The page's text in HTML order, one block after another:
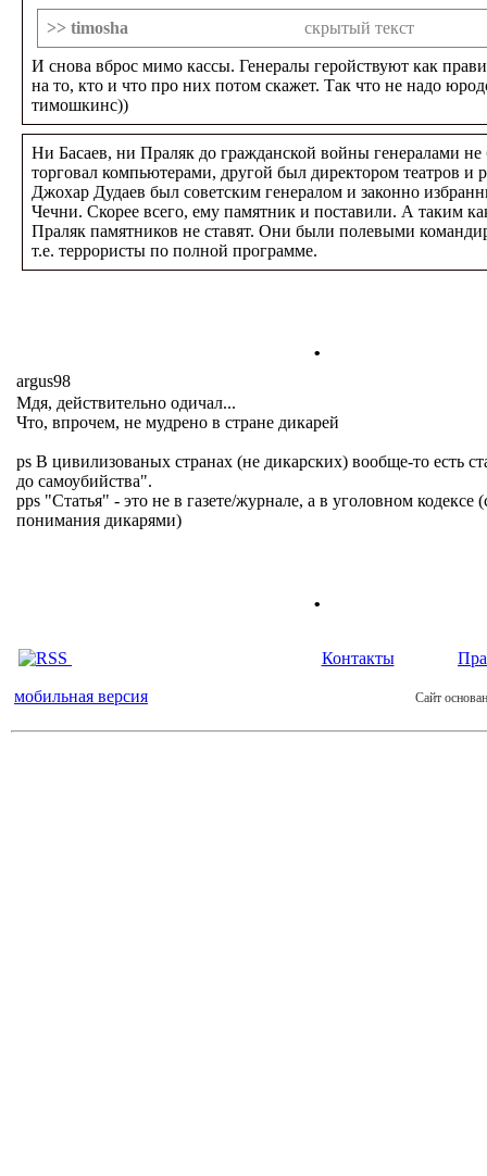
>> timosha скрытый текст
И снова вброс мимо кассы. Генералы геройствуют как
на то, кто и что про них потом скажет. Так что не надо
тимошкинс))
Ни Басаев, ни Праляк до гражданской войны генералами
торговал компьютерами, другой был директором театров и
Джохар Дудаев был советским генералом и законно
Чечни. Скорее всего, ему памятник и поставили. А таким
Праляк памятников не ставят. Они были полевыми
т.е. террористы по полной программе.
.
argus98
Мдя, действительно одичал...
Что, впрочем, не мудрено в стране дикарей
ps В цивилизованых странах (не дикарских) вообще-то есть
до самоубийства".
pps "Статья" - это не в газете/журнале, а в уголовном кодексе
понимания дикарями)
.
Контакты
мобильная версия Сайт